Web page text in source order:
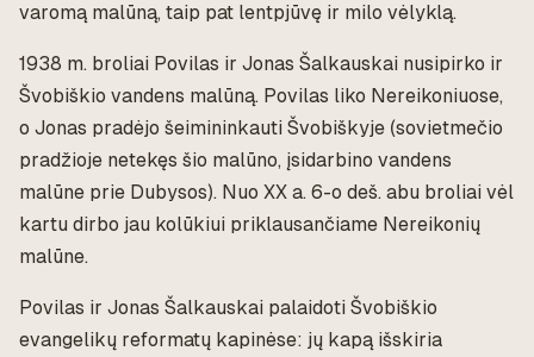
varomą malūną, taip pat lentpjūvę ir milo vėlyklą.
1938 m. broliai Povilas ir Jonas Šalkauskai nusipirko ir
Švobiškio vandens malūną. Povilas liko Nereikoniuose,
o Jonas pradėjo šeimininkauti Švobiškyje (sovietmečio
pradžioje netekęs šio malūno, įsidarbino vandens
malūne prie Dubysos). Nuo XX a. 6-o deš. abu broliai vėl
kartu dirbo jau kolūkiui priklausančiame Nereikonių
malūne.
Povilas ir Jonas Šalkauskai palaidoti Švobiškio
evangelikų reformatų kapinėse: jų kapą išskiria